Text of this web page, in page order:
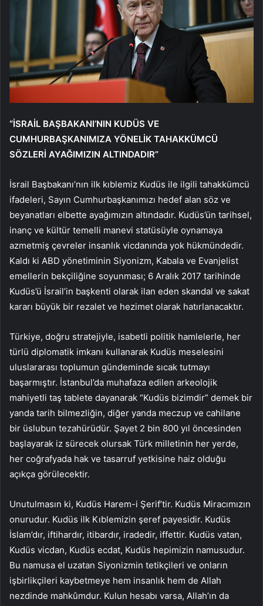
“İSRAİL BAŞBAKANI’NIN KUDÜS VE
CUMHURBAŞKANIMIZA YÖNELİK TAHAKKÜMCÜ
SÖZLERİ AYAĞIMIZIN ALTINDADIR”
İsrail Başbakanı’nın ilk kıblemiz Kudüs ile ilgili tahakkümcü
ifadeleri, Sayın Cumhurbaşkanımızı hedef alan söz ve
beyanatları elbette ayağımızın altındadır. Kudüs’ün tarihsel,
inanç ve kültür temelli manevi statüsüyle oynamaya
azmetmiş çevreler insanlık vicdanında yok hükmündedir.
Kaldı ki ABD yönetiminin Siyonizm, Kabala ve Evanjelist
emellerin bekçiliğine soyunması; 6 Aralık 2017 tarihinde
Kudüs’ü İsrail’in başkenti olarak ilan eden skandal ve sakat
kararı büyük bir rezalet ve hezimet olarak hatırlanacaktır.
Türkiye, doğru stratejiyle, isabetli politik hamlelerle, her
türlü diplomatik imkanı kullanarak Kudüs meselesini
uluslararası toplumun gündeminde sıcak tutmayı
başarmıştır. İstanbul’da muhafaza edilen arkeolojik
mahiyetli taş tablete dayanarak “Kudüs bizimdir” demek bir
yanda tarih bilmezliğin, diğer yanda meczup ve cahilane
bir üslubun tezahürüdür. Şayet 2 bin 800 yıl öncesinden
başlayarak iz sürecek olursak Türk milletinin her yerde,
her coğrafyada hak ve tasarruf yetkisine haiz olduğu
açıkça görülecektir.
Unutulmasın ki, Kudüs Harem-i Şerif’tir. Kudüs Miracımızın
onurudur. Kudüs ilk Kıblemizin şeref payesidir. Kudüs
İslam’dır, iftihardır, itibardır, iradedir, iffettir. Kudüs vatan,
Kudüs vicdan, Kudüs ecdat, Kudüs hepimizin namusudur.
Bu namusa el uzatan Siyonizmin tetikçileri ve onların
işbirlikçileri kaybetmeye hem insanlık hem de Allah
nezdinde mahkûmdur. Kulun hesabı varsa, Allah’ın da